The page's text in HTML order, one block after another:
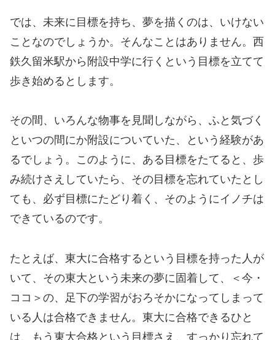
では、未来に目標を持ち、夢を描くのは、いけない
ことなのでしょうか。そんなことはありません。西
鉄久留米駅から附設中学に行くという目標を立てて
歩き始めるとします。
その間、いろんな物事を見聞しながら、ふと気づく
といつの間にか附設についていた、という経験があ
るでしょう。このように、ある目標をたてると、歩
み続けさえしていたら、その目標を忘れていたとし
ても、必ず目標にたどり着く、そのようにイノチは
できているのです。
たとえば、東大に合格するという目標を持った人が
いて、その東大という未来の夢に固着して、＜今・
ココ＞の、足下の学習がおろそかになってしまって
いる人は合格できません。東大に合格できるひと
は、もう東大合格という目標さえ、すっかり忘れて